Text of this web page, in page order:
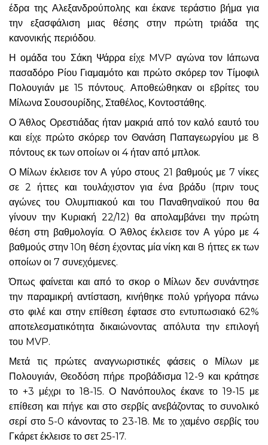
έδρα της Αλεξανδρούπολης και έκανε τεράστιο βήμα για
την εξασφάλιση μιας θέσης στην πρώτη τριάδα της
κανονικής περιόδου.
Η ομάδα του Σάκη Ψάρρα είχε MVP αγώνα τον Ιάπωνα
πασαδόρο Ρίου Γιαμαμότο και πρώτο σκόρερ τον Τίμοφιλ
Πολουγιάν με 15 πόντους. Αποθεώθηκαν οι εβρίτες του
Μίλωνα Σουσουρίδης, Σταθέλος, Κοντοστάθης.
Ο Άθλος Ορεστιάδας ήταν μακριά από τον καλό εαυτό του
και είχε πρώτο σκόρερ τον Θανάση Παπαγεωργίου με 8
πόντους εκ των οποίων οι 4 ήταν από μπλοκ.
Ο Μίλων έκλεισε τον Α γύρο στους 21 βαθμούς με 7 νίκες
σε 2 ήττες και τουλάχιστον για ένα βράδυ (πριν τους
αγώνες του Ολυμπιακού και του Παναθηναϊκού που θα
γίνουν την Κυριακή 22/12) θα απολαμβάνει την πρώτη
θέση στη βαθμολογία. Ο Άθλος έκλεισε τον Α γύρο με 4
βαθμούς στην 10η θέση έχοντας μία νίκη και 8 ήττες εκ των
οποίων οι 7 συνεχόμενες.
Όπως φαίνεται και από το σκορ ο Μίλων δεν συνάντησε
την παραμικρή αντίσταση, κινήθηκε πολύ γρήγορα πάνω
στο φιλέ και στην επίθεση έφτασε στο εντυπωσιακό 62%
αποτελεσματικότητα δικαιώνοντας απόλυτα την επιλογή
του MVP.
Μετά τις πρώτες αναγνωριστικές φάσεις ο Μίλων με
Πολουγιάν, Θεοδόση πήρε προβάδισμα 12-9 και κράτησε
το +3 μέχρι το 18-15. Ο Νανόπουλος έκανε το 19-15 με
επίθεση και πήγε και στο σερβίς ανεβάζοντας το συνολικό
σερί στο 5-0 κάνοντας το 23-18. Με το χαμένο σερβίς του
Γκάρετ έκλεισε το σετ 25-17.